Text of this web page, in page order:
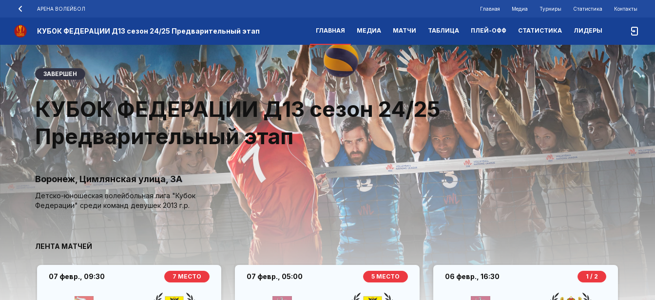
АРЕНА ВОЛЕЙБОЛ Главная Медиа Турниры Статистика Контакты
КУБОК ФЕДЕРАЦИИ Д13 сезон 24/25 Предварительный этап ГЛАВНАЯ МЕДИА МАТЧИ ТАБЛИЦА ПЛЕЙ-ОФФ СТАТИСТИКА ЛИДЕРЫ
ЗАВЕРШЕН
КУБОК ФЕДЕРАЦИИ Д13 сезон 24/25
Предварительный этап
Воронеж, Цимлянская улица, 3А
Детско-юношеская волейбольная лига "Кубок
Федерации" среди команд девушек 2013 г.р.
ЛЕНТА МАТЧЕЙ
07 февр., 09:30 7 МЕСТО 07 февр., 05:00 5 МЕСТО 06 февр.,16:30 1 / 2